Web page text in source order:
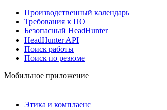
Производственный календарь
Требования к ПО
Безопасный HeadHunter
HeadHunter API
Поиск работы
Поиск по резюме
Мобильное приложение
Этика и комплаенс